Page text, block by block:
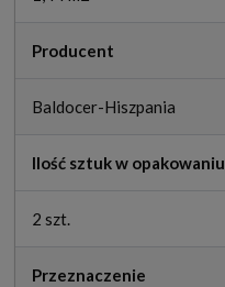
Producent
Baldocer-Hiszpania
Ilość sztuk w opakowaniu
2 szt.
Przeznaczenie